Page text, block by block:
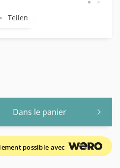
Teilen
Dans le panier
possible avec